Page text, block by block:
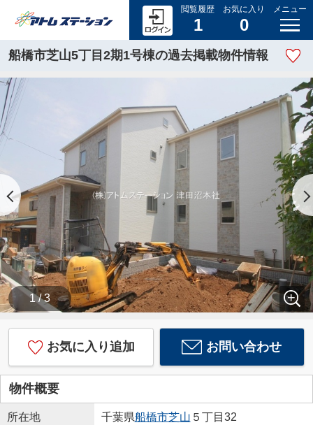
閲覧履歴
1
お気に入り
0
メニュー
船橋市芝山5丁目2期1号棟の過去掲載物件情報
1 / 3
お気に入り追加 お問い合わせ
物件概要
所在地 千葉県船橋市芝山 ５丁目32